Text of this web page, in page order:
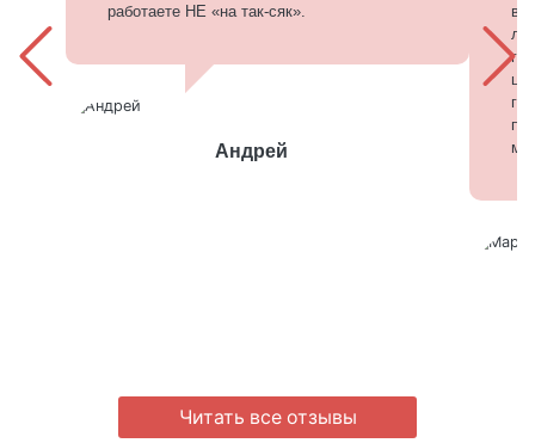
работаете НЕ «на так-сяк».
Андрей
Читать все отзывы